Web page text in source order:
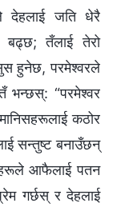
देहलाई जति धेरै
बढ्छ; तँलाई तेरो
हुनेछ, परमेश्‍वरले
भन्छस्: “परमेश्‍वर
कठोर
सन्तुष्ट बनाउँछन्
आफैलाई पतन
गर्छस् र देहलाई